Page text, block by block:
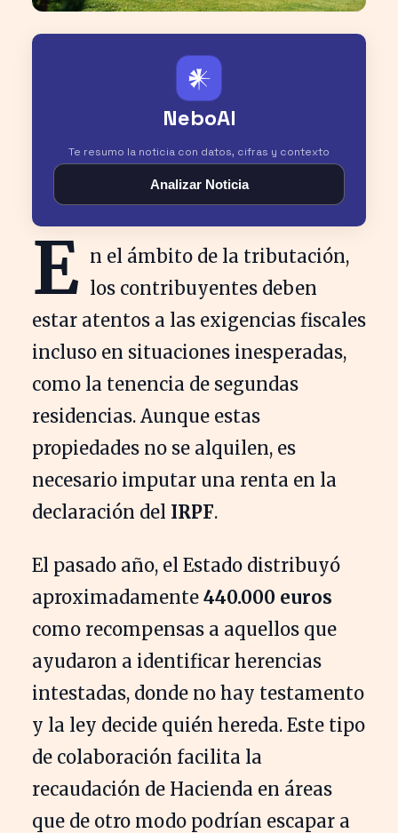
𒀭
NeboAI
Te resumo la noticia con datos, cifras y contexto
Analizar Noticia
E n el ámbito de la tributación,
los contribuyentes deben
estar atentos a las exigencias fiscales
incluso en situaciones inesperadas,
como la tenencia de segundas
residencias. Aunque estas
propiedades no se alquilen, es
necesario imputar una renta en la
declaración del IRPF.
El pasado año, el Estado distribuyó
aproximadamente 440.000 euros
como recompensas a aquellos que
ayudaron a identificar herencias
intestadas, donde no hay testamento
y la ley decide quién hereda. Este tipo
de colaboración facilita la
recaudación de Hacienda en áreas
que de otro modo podrían escapar a